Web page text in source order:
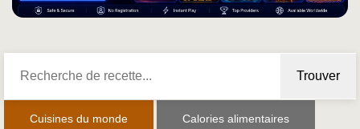
Trouver
Cuisines du monde Calories alimentaires